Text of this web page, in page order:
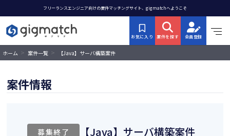
フリーランスエンジニア向けの案件マッチングサイト、gigmatchへようこそ
お気に入り 案件を探す 会員登録
ホーム > 案件一覧 > 【Java】サーバ構築案件
案件情報
募集終了 【Java】サーバ構築案件